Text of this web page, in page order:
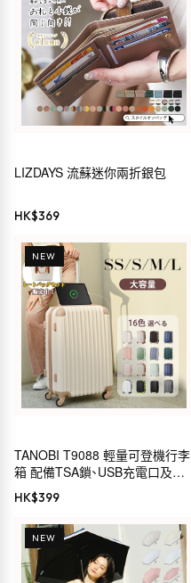
LIZDAYS 流蘇迷你兩折銀包
HK$369
NEW
TANOBI T9088 輕量可登機行李
箱 配備TSA鎖、USB充電口及杯
HK$399
NEW